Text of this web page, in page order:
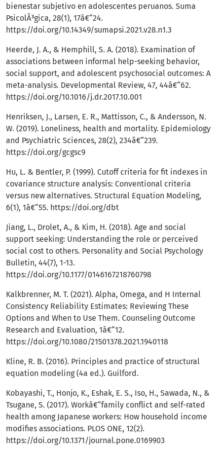
bienestar subjetivo en adolescentes peruanos. Suma
PsicolÃ³gica, 28(1), 17â€“24.
https://doi.org/10.14349/sumapsi.2021.v28.n1.3
Heerde, J. A., & Hemphill, S. A. (2018). Examination of
associations between informal help-seeking behavior,
social support, and adolescent psychosocial outcomes: A
meta-analysis. Developmental Review, 47, 44â€“62.
https://doi.org/10.1016/j.dr.2017.10.001
Henriksen, J., Larsen, E. R., Mattisson, C., & Andersson, N.
W. (2019). Loneliness, health and mortality. Epidemiology
and Psychiatric Sciences, 28(2), 234â€“239.
https://doi.org/gcgsc9
Hu, L. & Bentler, P. (1999). Cutoff criteria for fit indexes in
covariance structure analysis: Conventional criteria
versus new alternatives. Structural Equation Modeling,
6(1), 1â€“55. https://doi.org/dbt
Jiang, L., Drolet, A., & Kim, H. (2018). Age and social
support seeking: Understanding the role or perceived
social cost to others. Personality and Social Psychology
Bulletin, 44(7), 1-13.
https://doi.org/10.1177/0146167218760798
Kalkbrenner, M. T. (2021). Alpha, Omega, and H Internal
Consistency Reliability Estimates: Reviewing These
Options and When to Use Them. Counseling Outcome
Research and Evaluation, 1â€“12.
https://doi.org/10.1080/21501378.2021.1940118
Kline, R. B. (2016). Principles and practice of structural
equation modeling (4a ed.). Guilford.
Kobayashi, T., Honjo, K., Eshak, E. S., Iso, H., Sawada, N., &
Tsugane, S. (2017). Workâ€“family conflict and self-rated
health among Japanese workers: How household income
modifies associations. PLOS ONE, 12(2).
https://doi.org/10.1371/journal.pone.0169903